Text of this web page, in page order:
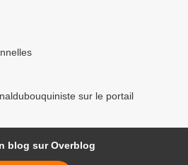
sur le portail
blog sur Overblog